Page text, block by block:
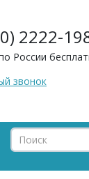
2222-
России
звонок